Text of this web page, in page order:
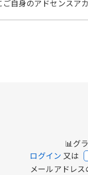
自身のアドセンスア
📊グ
ログイン 又は
メールアドレス